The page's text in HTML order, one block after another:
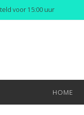
voor 15:00 uur
HOME